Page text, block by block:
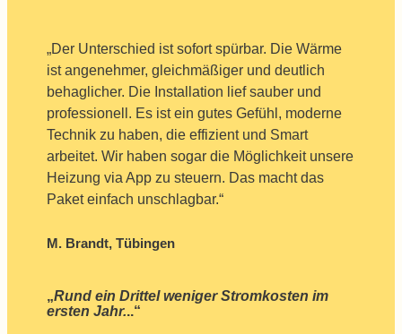
„Der Unterschied ist sofort spürbar. Die Wärme
ist angenehmer, gleichmäßiger und deutlich
behaglicher. Die Installation lief sauber und
professionell. Es ist ein gutes Gefühl, moderne
Technik zu haben, die effizient und Smart
arbeitet. Wir haben sogar die Möglichkeit unsere
Heizung via App zu steuern. Das macht das
Paket einfach unschlagbar.“
M. Brandt, Tübingen
„Rund ein Drittel weniger Stromkosten im
ersten Jahr...“